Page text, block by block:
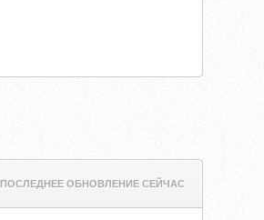
ПОСЛЕДНЕЕ ОБНОВЛЕНИЕ СЕЙЧАС